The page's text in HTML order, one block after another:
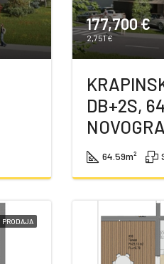
177,700 €
2,751 €
DB+2S,
64.59m²
PRODAJA